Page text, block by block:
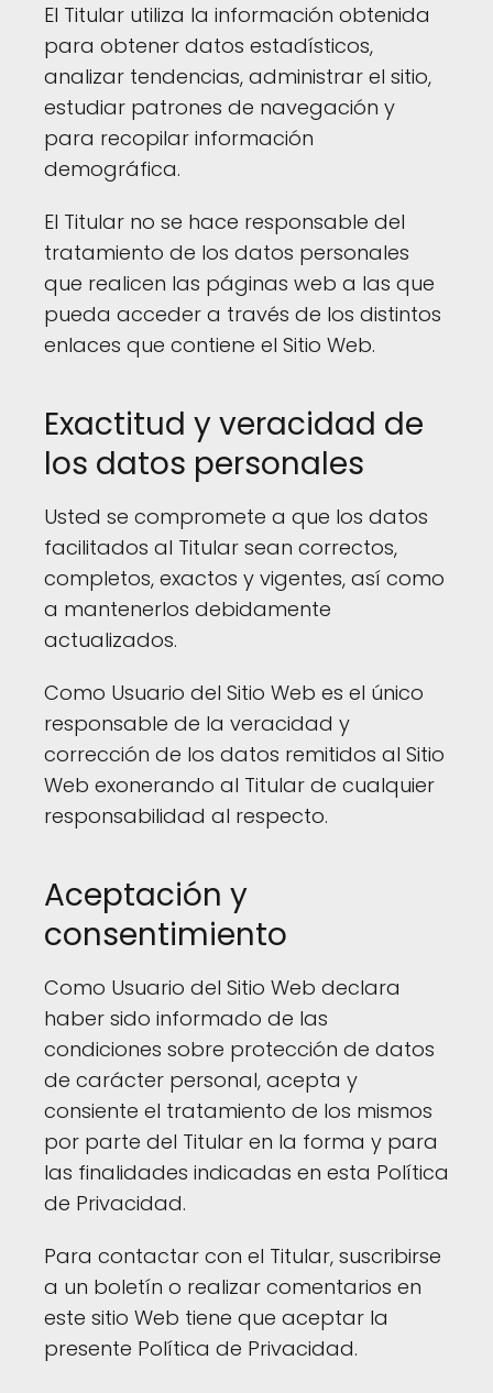
El Titular utiliza la información obtenida
para obtener datos estadísticos,
analizar tendencias, administrar el sitio,
estudiar patrones de navegación y
para recopilar información
demográfica.
El Titular no se hace responsable del
tratamiento de los datos personales
que realicen las páginas web a las que
pueda acceder a través de los distintos
enlaces que contiene el Sitio Web.
Exactitud y veracidad de
los datos personales
Usted se compromete a que los datos
facilitados al Titular sean correctos,
completos, exactos y vigentes, así como
a mantenerlos debidamente
actualizados.
Como Usuario del Sitio Web es el único
responsable de la veracidad y
corrección de los datos remitidos al Sitio
Web exonerando al Titular de cualquier
responsabilidad al respecto.
Aceptación y
consentimiento
Como Usuario del Sitio Web declara
haber sido informado de las
condiciones sobre protección de datos
de carácter personal, acepta y
consiente el tratamiento de los mismos
por parte del Titular en la forma y para
las finalidades indicadas en esta Política
de Privacidad.
Para contactar con el Titular, suscribirse
a un boletín o realizar comentarios en
este sitio Web tiene que aceptar la
presente Política de Privacidad.